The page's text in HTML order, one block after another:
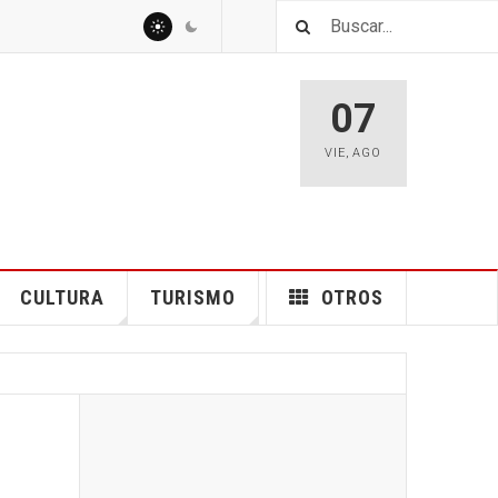
07
VIE,AGO
CULTURA TURISMO OTROS